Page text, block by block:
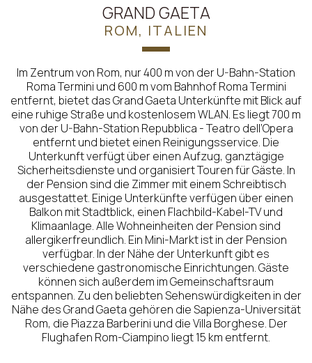
GRAND GAETA
ROM, ITALIEN
Im Zentrum von Rom, nur 400 m von der U-Bahn-Station
Roma Termini und 600 m vom Bahnhof Roma Termini
entfernt, bietet das Grand Gaeta Unterkünfte mit Blick auf
eine ruhige Straße und kostenlosem WLAN. Es liegt 700 m
von der U-Bahn-Station Repubblica - Teatro dell’Opera
entfernt und bietet einen Reinigungsservice. Die
Unterkunft verfügt über einen Aufzug, ganztägige
Sicherheitsdienste und organisiert Touren für Gäste. In
der Pension sind die Zimmer mit einem Schreibtisch
ausgestattet. Einige Unterkünfte verfügen über einen
Balkon mit Stadtblick, einen Flachbild-Kabel-TV und
Klimaanlage. Alle Wohneinheiten der Pension sind
allergikerfreundlich. Ein Mini-Markt ist in der Pension
verfügbar. In der Nähe der Unterkunft gibt es
verschiedene gastronomische Einrichtungen. Gäste
können sich außerdem im Gemeinschaftsraum
entspannen. Zu den beliebten Sehenswürdigkeiten in der
Nähe des Grand Gaeta gehören die Sapienza-Universität
Rom, die Piazza Barberini und die Villa Borghese. Der
Flughafen Rom-Ciampino liegt 15 km entfernt.